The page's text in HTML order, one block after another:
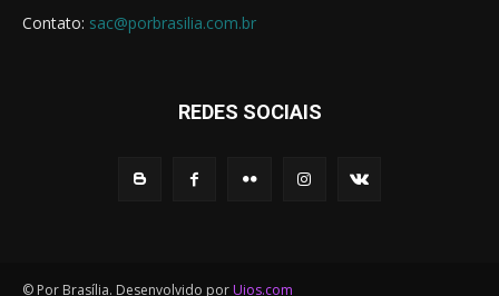
fast
the
Contato: sac@porbrasilia.com.br
REDES SOCIAIS
© Por Brasília. Desenvolvido por Uios.com